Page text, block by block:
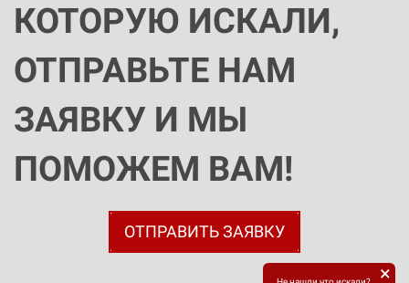
КОТОРУЮ ИСКАЛИ,
ОТПРАВЬТЕ НАМ
ЗАЯВКУ И МЫ
ПОМОЖЕМ ВАМ!
ОТПРАВИТЬ ЗАЯВКУ
×